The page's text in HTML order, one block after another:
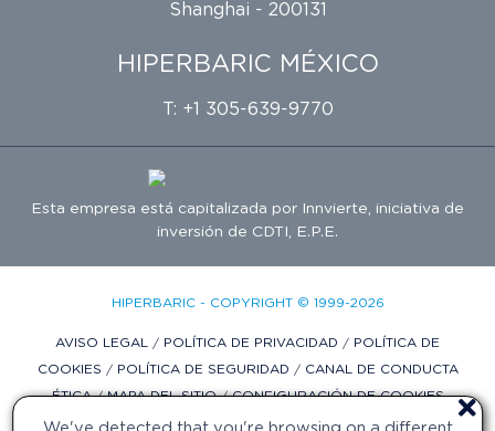
Shanghai - 200131
HIPERBARIC MÉXICO
T: +1 305-639-9770
Esta empresa está capitalizada por Innvierte, iniciativa de
inversión de CDTI, E.P.E.
HIPERBARIC - COPYRIGHT © 1999-2026
AVISO LEGAL / POLÍTICA DE PRIVACIDAD / POLÍTICA DE
COOKIES / POLÍTICA DE SEGURIDAD / CANAL DE CONDUCTA
ÉTICA/MAPA DEL SITIO/CONFIGURACIÓN DE COOKIES